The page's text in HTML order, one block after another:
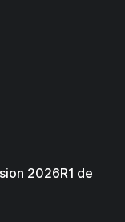
2026R1 de